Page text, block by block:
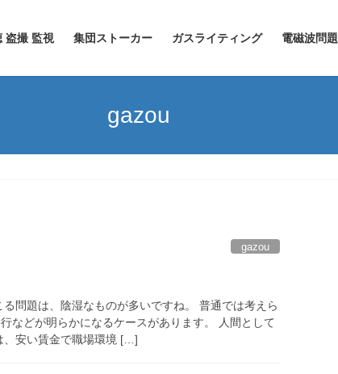
盗撮 監視 集団ストーカー ガスライティング 電磁波問題
gazou
gazou
問題は、陰湿なものが多いですね。 普通では考えら
などが明らかになるケースがあります。 人間として
、安い賃金で職場環境 […]